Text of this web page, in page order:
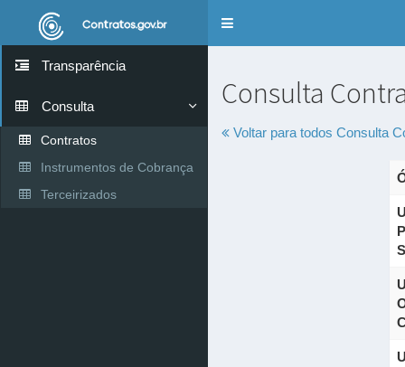
Alternar
Transparência
Consulta
Contratos
Instrumentos de Cobrança
Terceirizados
Consulta
Voltar para todos Consulta